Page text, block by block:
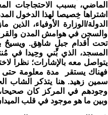
الماضي، بسبب الاحتجاجات
اشتراها خِصيصا لهذا الدخول
الدولة/الوزارة الأوفياء،
والسجن في هوامش المدن
تحت أقدام جبلٍ شاهِق. ويسيحُ
المسجد، الذي بُني وحِيدا في
يتواصل معه بالإشارات؛ نظرا
فهناك يستقر مدة معلومة حتى
سمين زهيد. هنا يتذكر الشاب
وجودهم في المركز كان
وبين ما هو موجود في قلب